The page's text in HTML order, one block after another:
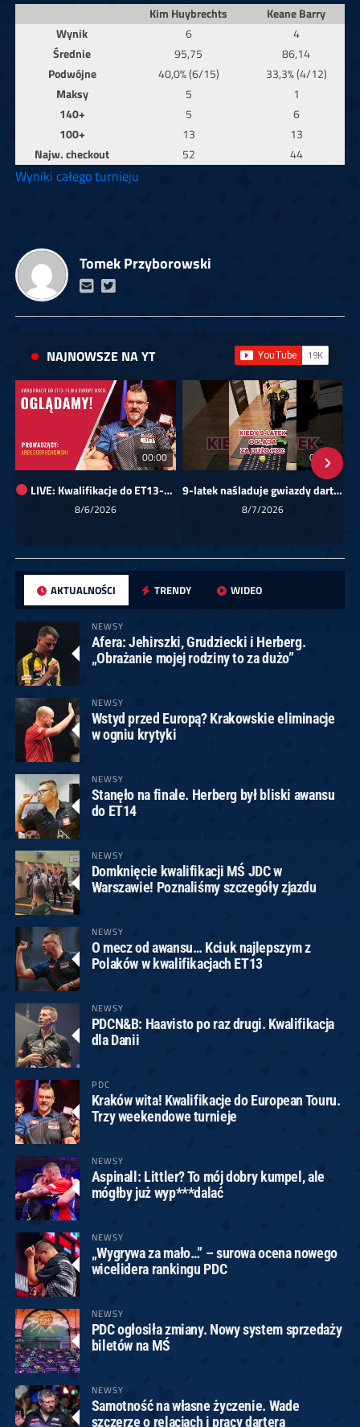
Kim Huybrechts
Keane Barry
Wynik
6
4
Średnie
95,75
86,14
Podwójne
40,0% (6/15)
33,3% (4/12)
Maksy
5
1
140+
5
6
100+
13
13
Najw. checkout
52 44
Wyniki całego turnieju
Tomek Przyborowski
NAJNOWSZE NA YT
00:00
LIVE: Kwalifikacje do ET13-14 dla Europy Wschodniej
8/6/2026
01:08
9-latek naśladuje gwiazdy darta!
8/7/2026
AKTUALNOŚCI TRENDY WIDEO
NEWSY
Afera: Jehirszki, Grudziecki i Herberg.
„Obrażanie mojej rodziny to za dużo”
NEWSY
Wstyd przed Europą? Krakowskie eliminacje
w ogniu krytyki
NEWSY
Stanęło na finale. Herberg był bliski awansu
do ET14
NEWSY
Domknięcie kwalifikacji MŚ JDC w
Warszawie! Poznaliśmy szczegóły zjazdu
NEWSY
O mecz od awansu… Kciuk najlepszym z
Polaków w kwalifikacjach ET13
NEWSY
PDCN&B: Haavisto po raz drugi. Kwalifikacja
dla Danii
PDC
Kraków wita! Kwalifikacje do European Touru.
Trzy weekendowe turnieje
NEWSY
Aspinall: Littler? To mój dobry kumpel, ale
mógłby już wyp***dalać
NEWSY
„Wygrywa za mało…” – surowa ocena nowego
wicelidera rankingu PDC
NEWSY
PDC ogłosiła zmiany. Nowy system sprzedaży
biletów na MŚ
NEWSY
Samotność na własne życzenie. Wade
szczerze o relacjach i pracy dartera